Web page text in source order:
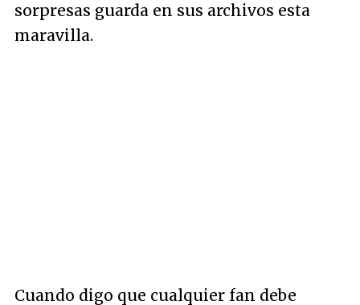
sorpresas guarda en sus archivos esta
maravilla.
Cuando digo que cualquier fan debe